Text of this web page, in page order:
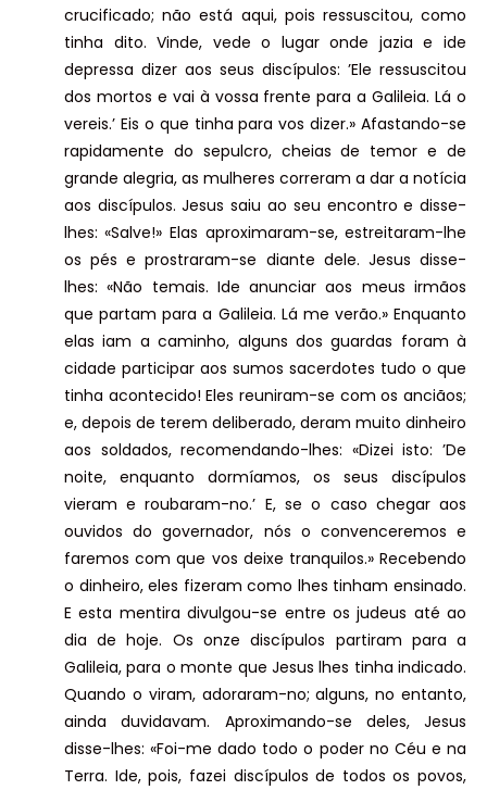
crucificado; não está aqui, pois ressuscitou, como
tinha dito. Vinde, vede o lugar onde jazia e ide
depressa dizer aos seus discípulos: ’Ele ressuscitou
dos mortos e vai à vossa frente para a Galileia. Lá o
vereis.’ Eis o que tinha para vos dizer.» Afastando-se
rapidamente do sepulcro, cheias de temor e de
grande alegria, as mulheres correram a dar a notícia
aos discípulos. Jesus saiu ao seu encontro e disse-
lhes: «Salve!» Elas aproximaram-se, estreitaram-lhe
os pés e prostraram-se diante dele. Jesus disse-
lhes: «Não temais. Ide anunciar aos meus irmãos
que partam para a Galileia. Lá me verão.» Enquanto
elas iam a caminho, alguns dos guardas foram à
cidade participar aos sumos sacerdotes tudo o que
tinha acontecido! Eles reuniram-se com os anciãos;
e, depois de terem deliberado, deram muito dinheiro
aos soldados, recomendando-lhes: «Dizei isto: ’De
noite, enquanto dormíamos, os seus discípulos
vieram e roubaram-no.’ E, se o caso chegar aos
ouvidos do governador, nós o convenceremos e
faremos com que vos deixe tranquilos.» Recebendo
o dinheiro, eles fizeram como lhes tinham ensinado.
E esta mentira divulgou-se entre os judeus até ao
dia de hoje. Os onze discípulos partiram para a
Galileia, para o monte que Jesus lhes tinha indicado.
Quando o viram, adoraram-no; alguns, no entanto,
ainda duvidavam. Aproximando-se deles, Jesus
disse-lhes: «Foi-me dado todo o poder no Céu e na
Terra. Ide, pois, fazei discípulos de todos os povos,